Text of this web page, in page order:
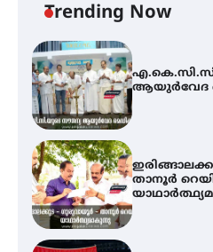
Trending Now
താനൂർ
തിരനോട്ടം